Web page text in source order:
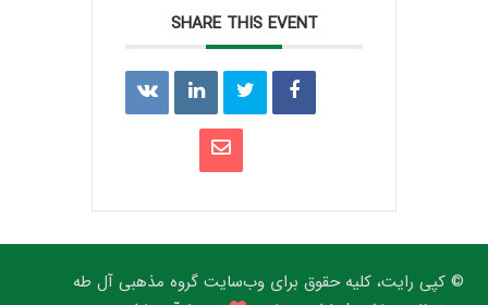
SHARE THIS EVENT
© کپی رایت، کلیه حقوق برای وب‌سایت گروه مذهبی آل طه